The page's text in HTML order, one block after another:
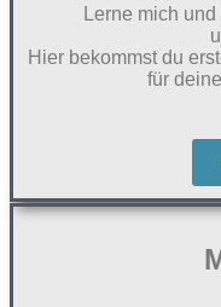
Lerne mich
Hier bekommst du
für